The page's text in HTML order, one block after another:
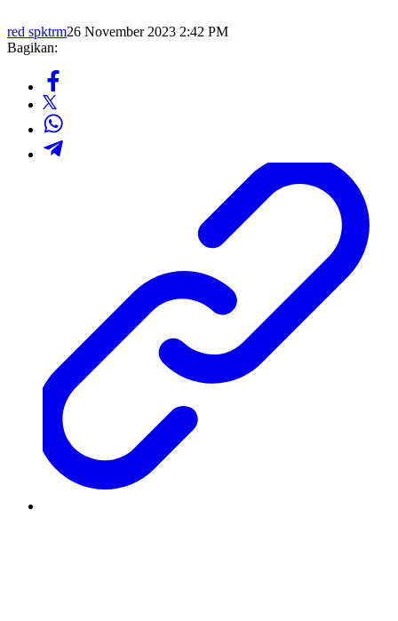
red spktrm26 November 2023 2:42 PM
Bagikan: